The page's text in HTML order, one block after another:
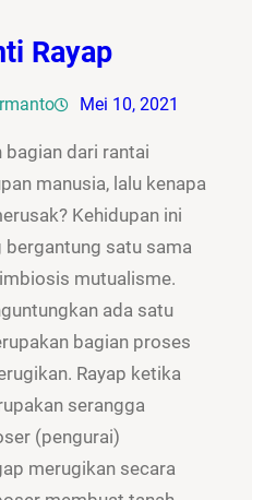
Rayap
Mei 10, 2021
bagian dari rantai
manusia, lalu kenapa
Kehidupan ini
bergantung satu sama
mutualisme.
ada satu
bagian proses
Rayap ketika
serangga
(pengurai)
merugikan secara